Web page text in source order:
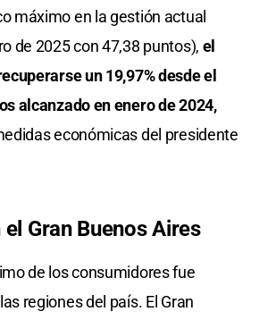
máximo en la gestión actual
de 2025 con 47,38 puntos), el
un 19,97% desde el
alcanzado en enero de 2024,
económicas del presidente
Gran Buenos Aires
de los consumidores fue
regiones del país. El Gran